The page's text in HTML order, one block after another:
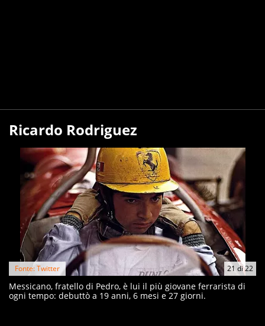
Ricardo Rodriguez
21 di22
Fonte: Twitter
Messicano, fratello di Pedro, è lui il più giovane ferrarista di
ogni tempo: debuttò a 19 anni, 6 mesi e 27 giorni.